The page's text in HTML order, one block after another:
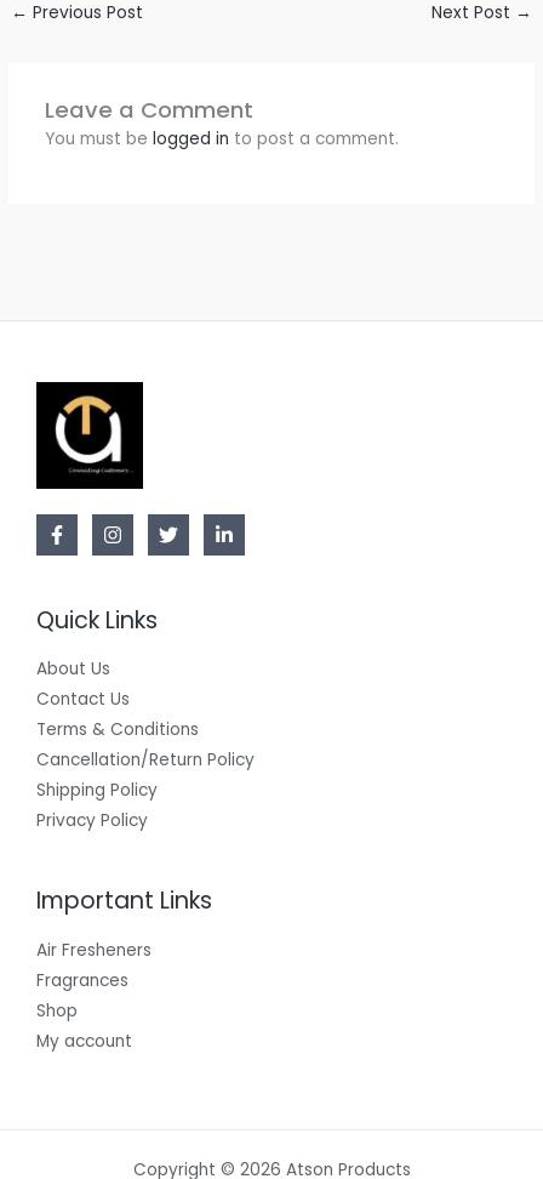
← Previous Post Next Post →
Leave a Comment
You must be logged in to post a comment.
Quick Links
About Us
Contact Us
Terms & Conditions
Cancellation/Return Policy
Shipping Policy
Privacy Policy
Important Links
Air Fresheners
Fragrances
Shop
My account
Copyright © 2026 Atson Products